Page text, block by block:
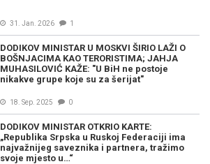
31. Jan. 2026 1
DODIKOV MINISTAR U MOSKVI ŠIRIO LAŽI O
BOŠNJACIMA KAO TERORISTIMA; JAHJA
MUHASILOVIĆ KAŽE: "U BiH ne postoje
nikakve grupe koje su za šerijat"
18. Sep. 2025 0
DODIKOV MINISTAR OTKRIO KARTE:
„Republika Srpska u Ruskoj Federaciji ima
najvažnijeg saveznika i partnera, tražimo
svoje mjesto u…“